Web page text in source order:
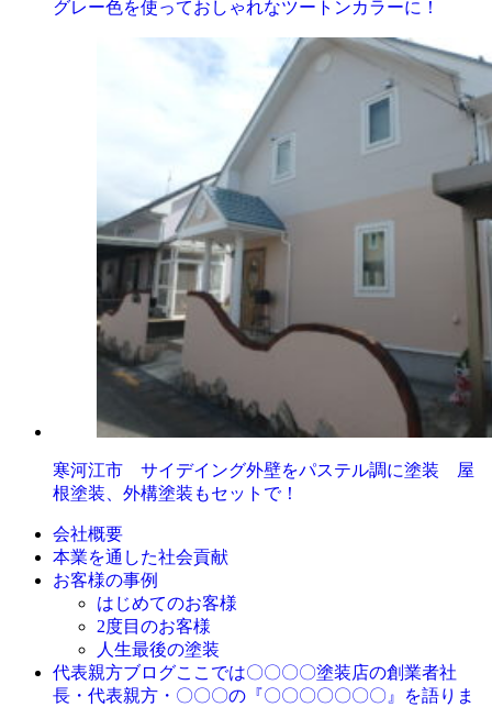
グレー色を使っておしゃれなツートンカラーに！
寒河江市 サイデイング外壁をパステル調に塗装 屋
根塗装、外構塗装もセットで！
会社概要
本業を通した社会貢献
お客様の事例
はじめてのお客様
2度目のお客様
人生最後の塗装
代表親方ブログここでは〇〇〇〇塗装店の創業者社
長・代表親方・〇〇〇の『〇〇〇〇〇〇〇』を語りま